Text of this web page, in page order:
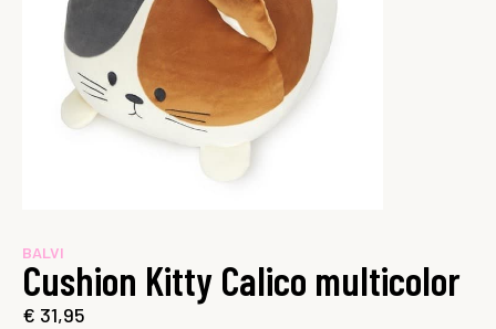
BALVI
Cushion Kitty Calico multicolor
€ 31,95